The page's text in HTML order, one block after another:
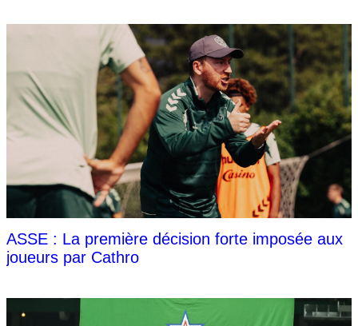
ASSE : La première décision forte imposée aux
joueurs par Cathro